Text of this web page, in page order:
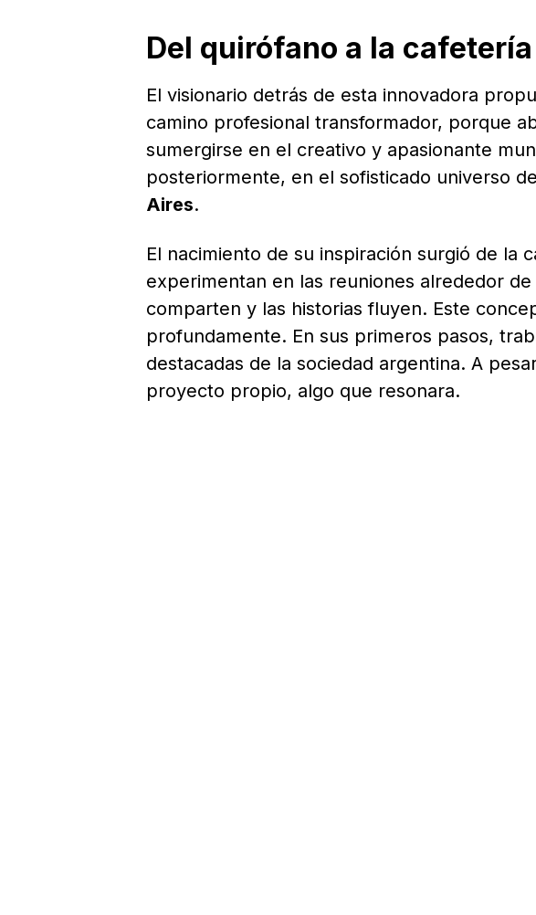
Del quirófano a la cafetería
El visionario detrás de esta innovadora
camino profesional transformador, porque
sumergirse en el creativo y apasionante
posteriormente, en el sofisticado universo
Aires.
El nacimiento de su inspiración surgió de la
experimentan en las reuniones alrededor
comparten y las historias fluyen. Este
profundamente. En sus primeros pasos,
destacadas de la sociedad argentina. A
proyecto propio, algo que resonara.